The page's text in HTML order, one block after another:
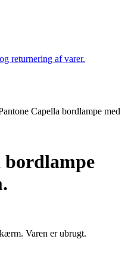
returnering af varer.
Capella bordlampe med
bordlampe
Varen er ubrugt.